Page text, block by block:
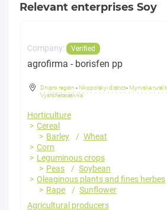
Relevant enterprises Soy
Company: Verified
agrofirma - borisfen pp
Dnipro region - Nikopolskyi district- Myrivska rural
Vyshchetarasivka
Horticulture
Cereal
Barley
Wheat
Corn
Leguminous crops
Peas
Soybean
Oleaginous plants and fines herbes
Rape
Sunflower
Agricultural producers